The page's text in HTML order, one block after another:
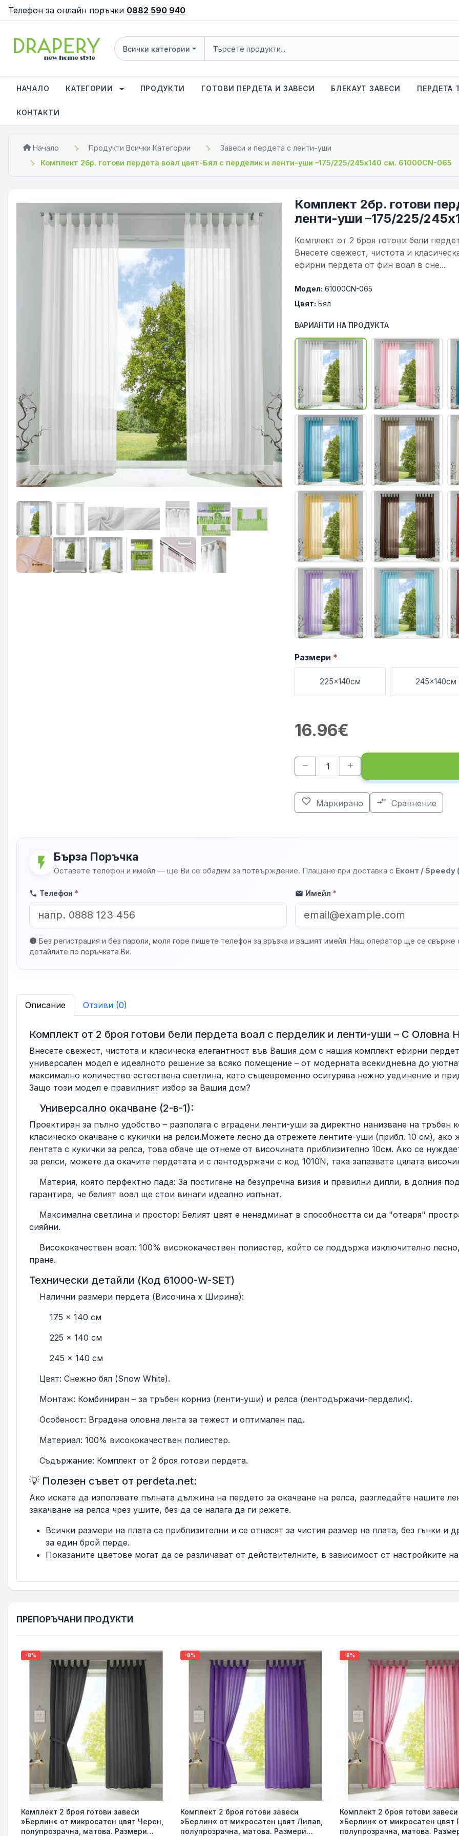
Телефон за онлайн поръчки 0882 590 940
Всички категории
НАЧАЛО КАТЕГОРИИ ПРОДУКТИ ГОТОВИ ПЕРДЕТА И ЗАВЕСИ БЛЕКАУТ ЗАВЕСИ ПЕРДЕТА
КОНТАКТИ
Начало Продукти Всички Категории
Завеси и пердета с ленти-уши
Комплект 2бр. готови пердета воал цвят-Бял с перделик и ленти-уши –175/225/245x140 см. 61000CN-065
Комплект 2бр. готови
ленти-уши –175/225/
Комплект от 2 броя готови бели
Внесете свежест, чистота и
ефирни пердета от фин воал в сне...
Модел: 61000CN-065
Цвят: Бял
ВАРИАНТИ НА ПРОДУКТА
Размери *
225x140см 245x140см
16.96€
remove add
favorite_border Маркирано compare_arrows Сравнение
flash_on Бърза Поръчка
Оставете телефон и имейл — ще Ви се обадим за потвърждение. Плащане при доставка с Еконт / Speedy
phone Телефон * mail Имейл*
info Без регистрация и без пароли, моля горе пишете телефон за връзка и вашият имейл. Наш оператор ще се свърже
детайлите по поръчката Ви.
Описание Отзиви (0)
Комплект от 2 броя готови бели пердета воал с перделик и ленти-уши – С Оловна
Внесете свежест, чистота и класическа елегантност във Вашия дом с нашия комплект ефирни
универсален модел е идеалното решение за всяко помещение – от модерната всекидневна до
максимално количество естествена светлина, като същевременно осигурява нежно уединение и
Защо този модел е правилният избор за Вашия дом?
Универсално окачване (2-в-1):
Проектиран за пълно удобство – разполага с вградени ленти-уши за директно нанизване на
класическо окачване с кукички на релси.Можете лесно да отрежете лентите-уши (прибл. 10 см),
лентата с кукички за релса, това обаче ще отнеме от височината приблизително 10см. Ако се
за релси, можете да окачите пердетата и с лентодържачи с код 1010N, така запазвате цялата
Материя, която перфектно пада: За постигане на безупречна визия и правилни дипли, в долния
гарантира, че белият воал ще стои винаги идеално изпънат.
Максимална светлина и простор: Белият цвят е ненадминат в способността си да "отваря"
сияйни.
Висококачествен воал: 100% висококачествен полиестер, който се поддържа изключително
пране.
Технически детайли (Код 61000-W-SET)
Налични размери пердета (Височина х Ширина):
175 x 140 см
225 x 140 см
245 x 140 см
Цвят: Снежно бял (Snow White).
Монтаж: Комбиниран – за тръбен корниз (ленти-уши) и релса (лентодържачи-перделик).
Особеност: Вградена оловна лента за тежест и оптимален пад.
Материал: 100% висококачествен полиестер.
Съдържание: Комплект от 2 броя готови пердета.
💡 Полезен съвет от perdeta.net:
Ако искате да използвате пълната дължина на пердето за окачване на релса, разгледайте нашите
закачване на релса чрез ушите, без да се налага да ги режете.
Всички размери на плата са приблизителни и се отнасят за чистия размер на плата, без гънки и
за един брой перде.
Показаните цветове могат да се различават от действителните, в зависимост от настройките
ПРЕПОРЪЧАНИ ПРОДУКТИ
-8%
Комплект 2 броя готови завеси
»Берлин« от микросатен цвят Черен,
полупрозрачна, матова. Размери
-8%
Комплект 2 броя готови завеси
»Берлин« от микросатен цвят Лилав,
полупрозрачна, матова. Размери
-8%
Комплект 2 броя готови завеси
»Берлин« от микросатен цвят
полупрозрачна, матова.